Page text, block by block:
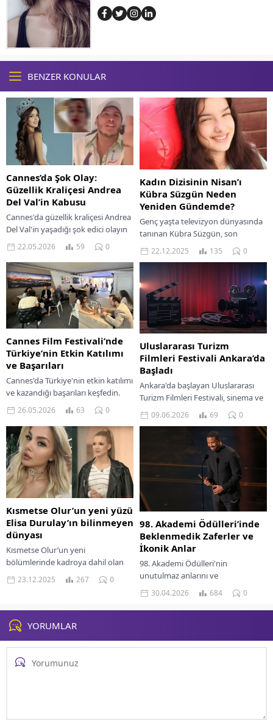
BENZER KONULAR
Cannes’da Şok Olay:
Güzellik Kraliçesi Andrea
Del Val’in Kabusu
Cannes'da güzellik kraliçesi Andrea
Del Val'in yaşadığı şok edici olayın
detayları ortaya çıkıyor. Gerçekler
ve perde arkası burada.
22.05.2026 59 0
Kadın Dizisinin Nisan’ı
Kübra Süzgün Neden
Yeniden Gündemde?
Genç yaşta televizyon dünyasında
tanınan Kübra Süzgün, son
dönemde ailesiyle birlikte yaşadığı
hukuki ve maddi süreç nedeniyle
yeniden kamuoyunun
gündemine...
22.12.2025 135 0
Cannes Film Festivali’nde
Türkiye’nin Etkin Katılımı
ve Başarıları
Cannes'da Türkiye'nin etkin katılımı
ve kazandığı başarıları keşfedin.
Sinemanın büyüsüne Türkiye'nin iz
bırakışı.
26.05.2026 63 0
Uluslararası Turizm
Filmleri Festivali Ankara’da
Başladı
Ankara'da başlayan Uluslararası
Turizm Filmleri Festivali, sinema ve
turizmi bir araya getirerek
izleyicilere benzersiz bir deneyim
sunuyor.
09.06.2026 69 0
Kısmetse Olur’un yeni yüzü
Elisa Durulay’ın bilinmeyen
dünyası
Kısmetse Olur’un yeni
bölümlerinde kadroya dahil olan
Elisa Durulay, kısa sürede dikkatleri
üzerine çekti. Sosyal medya
23.12.2025 267 0
98. Akademi Ödülleri’inde
Beklenmedik Zaferler ve
İkonik Anlar
98. Akademi Ödülleri'nin
unutulmaz anlarını ve
kazananlarını keşfedin. Sürpriz
zaferler ve sinemanın ikonik anları
için tıklayın.
30.04.2026 684 0
YORUMLAR